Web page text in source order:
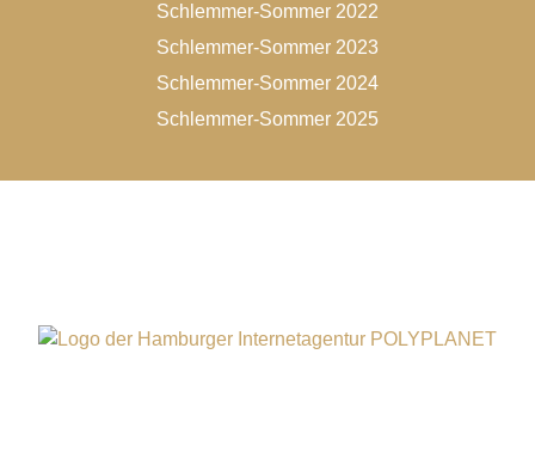
Schlemmer-Sommer 2022
Schlemmer-Sommer 2023
Schlemmer-Sommer 2024
Schlemmer-Sommer 2025